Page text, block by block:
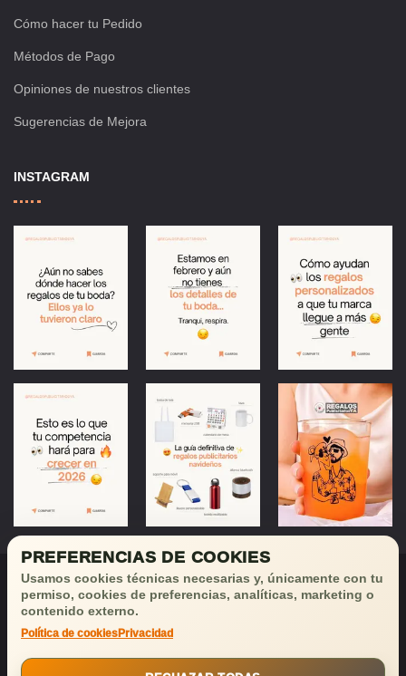
Cómo hacer tu Pedido
Métodos de Pago
Opiniones de nuestros clientes
Sugerencias de Mejora
INSTAGRAM
PREFERENCIAS DE COOKIES
Usamos cookies técnicas necesarias y, únicamente con tu
permiso, cookies de preferencias, analíticas, marketing o
contenido externo.
Política de cookies Privacidad